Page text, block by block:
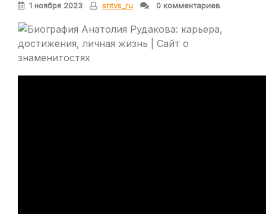
1 ноября 2023 sntvs_ru 0 комментариев